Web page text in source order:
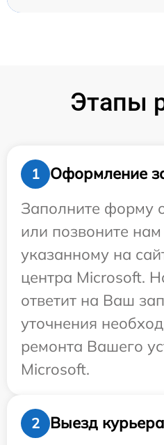
Этапы
1
Оформление
Заполните форму
или позвоните
указанному на
центра Microsoft.
ответит на Ваш
уточнения
ремонта Вашего
Microsoft.
2 Выезд